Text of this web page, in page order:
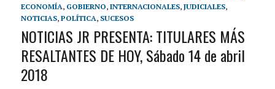
ECONOMÍA, GOBIERNO, INTERNACIONALES, JUDICIALES,
NOTICIAS, POLÍTICA, SUCESOS
NOTICIAS JR PRESENTA: TITULARES MÁS
RESALTANTES DE HOY, Sábado 14 de abril
2018